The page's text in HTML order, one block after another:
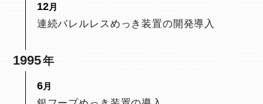
12
連続バレルレスめっき装置の開発導入
1995
6